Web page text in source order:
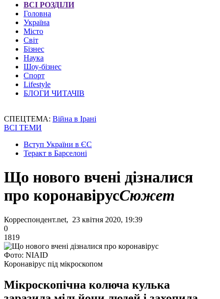
ВСІ РОЗДІЛИ
Головна
Україна
Місто
Світ
Бізнес
Наука
Шоу-бізнес
Спорт
Lifestyle
БЛОГИ ЧИТАЧІВ
СПЕЦТЕМА: Війна в Ірані
ВСІ ТЕМИ
Вступ України в ЄС
Теракт в Барселоні
Що нового вчені дізналися
про коронавірусСюжет
Корреспондент.net, 23 квітня 2020, 19:39
0
1819
Фото: NIAID
Коронавірус під мікроскопом
Мікроскопічна колюча кулька